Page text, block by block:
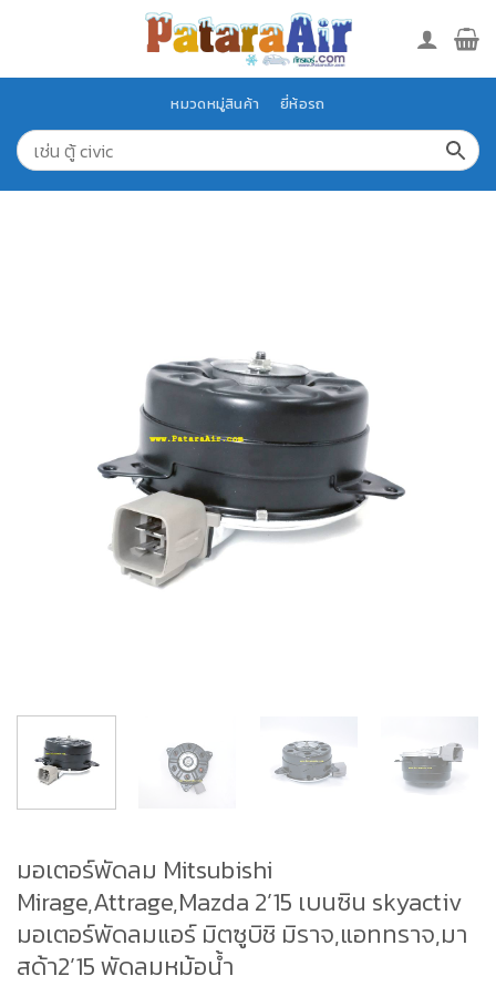
หมวดหมู่สินค้า ยี่ห้อรถ
มอเตอร์พัดลม Mitsubishi
Mirage,Attrage,Mazda 2’15 เบนซิน skyactiv
มอเตอร์พัดลมแอร์ มิตซูบิชิ มิราจ,แอททราจ,มา
สด้า2’15 พัดลมหม้อน้ำ